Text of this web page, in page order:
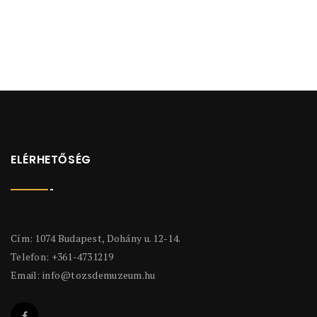
ELÉRHETŐSÉG
Cím: 1074 Budapest, Dohány u. 12-14.
Telefon: +361-4731219
Email: info@tozsdemuzeum.hu